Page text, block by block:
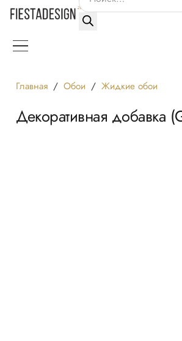
товаров
Главная / Обои / Жидкие обои
Декоративная добавка